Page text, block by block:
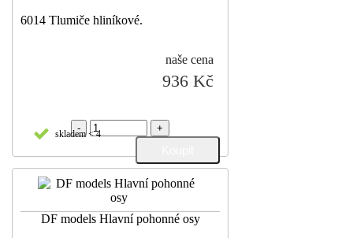
6014 Tlumiče hliníkové.
naše cena
936 Kč
skladem < 4
- +
DF models Hlavní pohonné osy